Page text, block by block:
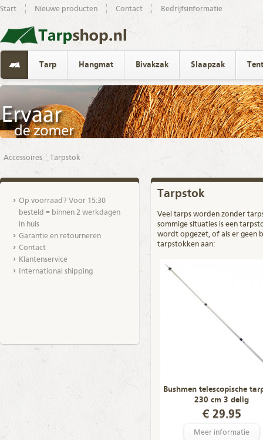
Start Nieuwe producten Contact Bedrijfsinformatie
Tarp Hangmat Bivakzak Slaapzak Tent
Accessoires Tarpstok
Op voorraad? Voor 15:30
besteld = binnen 2 werkdagen
in huis
Garantie en retourneren
Contact
Klantenservice
International shipping
Tarpstok
Veel tarps worden zonder
sommige situaties is een
wordt opgezet, of als er geen
tarpstokken aan:
Bushmen telescopische
230 cm 3 delig
€ 29.95
Meer informatie